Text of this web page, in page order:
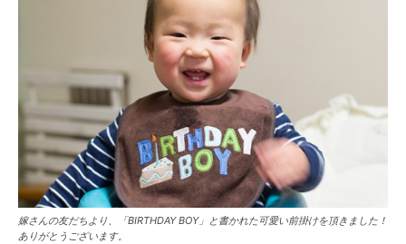
嫁さんの友だちより、「BIRTHDAY BOY」と書かれた可愛い前掛けを頂きました！
ありがとうございます。